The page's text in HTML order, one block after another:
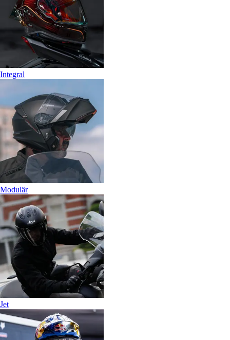
Integral
Modulär
Jet